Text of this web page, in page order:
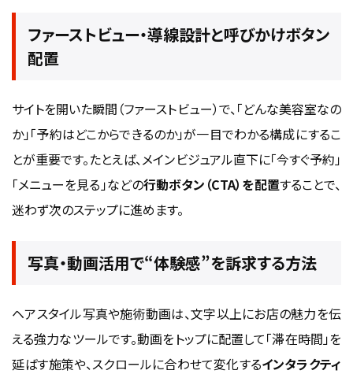
ファーストビュー・導線設計と呼びかけボタン
配置
サイトを開いた瞬間（ファーストビュー）で、「どんな美容室なの
か」「予約はどこからできるのか」が一目でわかる構成にするこ
とが重要です。たとえば、メインビジュアル直下に「今すぐ予約」
「メニューを見る」などの行動ボタン（CTA）を配置することで、
迷わず次のステップに進めます。
写真・動画活用で“体験感”を訴求する方法
ヘアスタイル写真や施術動画は、文字以上にお店の魅力を伝
える強力なツールです。動画をトップに配置して「滞在時間」を
延ばす施策や、スクロールに合わせて変化するインタラクティ